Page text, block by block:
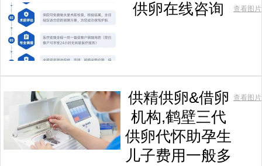
供卵在线咨询 查看图片
供精供卵&借卵
机构,鹤壁三代
供卵代怀助孕生
儿子费用一般多
查看图片